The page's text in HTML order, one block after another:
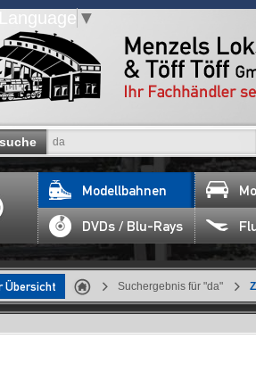
▼
Modellbahnen
DVDs / Blu-Rays
Übersicht Suchergebnis für "da"